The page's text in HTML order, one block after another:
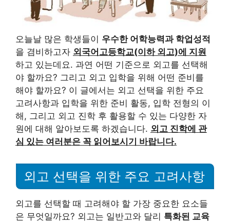
오늘날 많은 학생들이 우수한 어학능력과 학업성적
을 겸비하고자 외국어고등학교(이하 외고)에 지원
하고 있는데요. 과연 어떤 기준으로 외고를 선택해
야 할까요? 그리고 외고 입학을 위해 어떤 준비를
해야 할까요? 이 글에서는 외고 선택을 위한 주요
고려사항과 입학을 위한 준비 활동, 입학 전형의 이
해, 그리고 외고 진학 후 활용할 수 있는 다양한 자
원에 대해 알아보도록 하겠습니다. 외고 진학에 관
심 있는 여러분은 꼭 읽어보시기 바랍니다.
외고 선택을 위한 주요 고려사항
외고를 선택할 때 고려해야 할 가장 중요한 요소들
은 무엇일까요? 외고는 일반고와 달리 특화된 교육